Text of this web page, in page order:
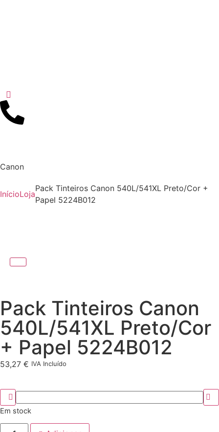
Canon
InícioLoja
Pack Tinteiros Canon 540L/541XL Preto/Cor +
Papel 5224B012
Pack Tinteiros Canon
540L/541XL Preto/Cor
+ Papel 5224B012
53,27 € IVA Incluído
Em stock